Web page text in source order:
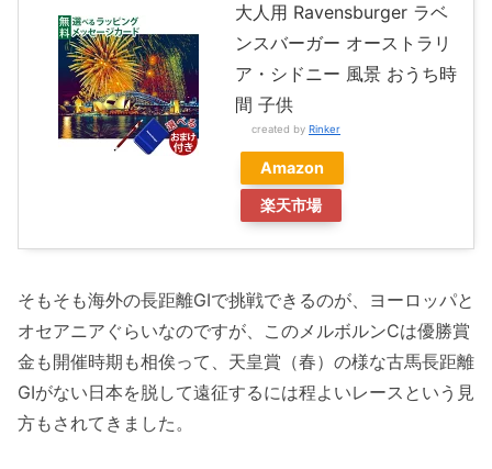
大人用 Ravensburger ラベ
ンスバーガー オーストラリ
ア・シドニー 風景 おうち時
間 子供
created by Rinker
Amazon
楽天市場
そもそも海外の長距離GIで挑戦できるのが、ヨーロッパと
オセアニアぐらいなのですが、このメルボルンCは優勝賞
金も開催時期も相俟って、天皇賞（春）の様な古馬長距離
GIがない日本を脱して遠征するには程よいレースという見
方もされてきました。